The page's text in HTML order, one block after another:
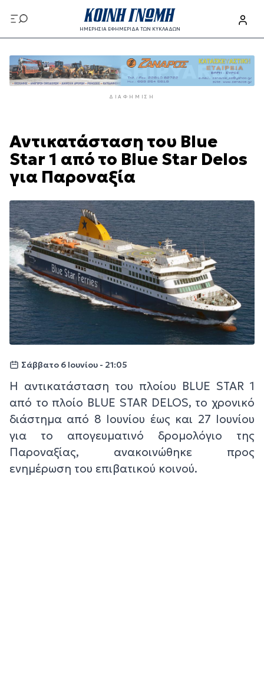
προς
το
περιεχόμενο
ΗΜΕΡΗΣΙΑ ΕΦΗΜΕΡΙΔΑ ΤΩΝ ΚΥΚΛΑΔΩΝ
προς
το
κυρίως
ΔΙΑΦΉΜΙΣΗ
Αντικατάσταση του Blue
Star 1 από το Blue Star Delos
για Παροναξία
Σάββατο 6 Ιουνίου - 21:05
Η αντικατάσταση του πλοίου BLUE STAR 1
από το πλοίο BLUE STAR DELOS, το χρονικό
διάστημα από 8 Ιουνίου έως και 27 Ιουνίου
για το απογευματινό δρομολόγιο της
Παροναξίας, ανακοινώθηκε προς
ενημέρωση του επιβατικού κοινού.